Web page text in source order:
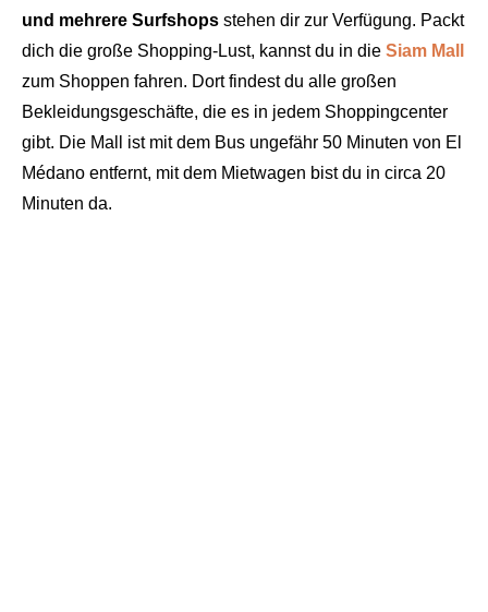
und mehrere Surfshops stehen dir zur Verfügung. Packt
dich die große Shopping-Lust, kannst du in die Siam Mall
zum Shoppen fahren. Dort findest du alle großen
Bekleidungsgeschäfte, die es in jedem Shoppingcenter
gibt. Die Mall ist mit dem Bus ungefähr 50 Minuten von El
Médano entfernt, mit dem Mietwagen bist du in circa 20
Minuten da.